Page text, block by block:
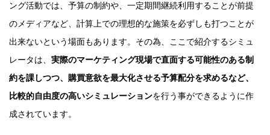
ング活動では、予算の制約や、一定期間継続利用することが前提
のメディアなど、計算上での理想的な施策を必ずしも打つことが
出来ないという場面もあります。その為、ここで紹介するシミュ
レータは、 実際のマーケティング現場で直面する可能性のある制
約を課しつつ、購買意欲を最大化させる予算配分を求めるなど、
比較的自由度の高いシミュレーションを行う事ができるように作
成されています。